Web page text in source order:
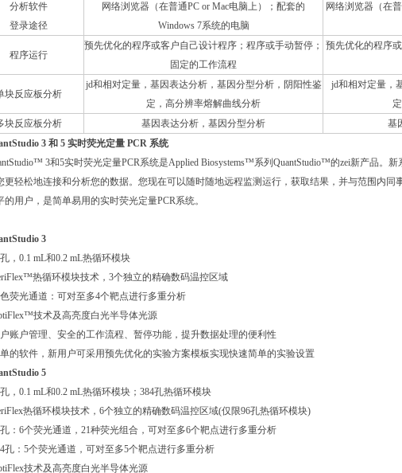
分析软件
登录途径
网络浏览器（在普通PC or Mac电脑上）；配套的
Windows 7系统的电脑
网络浏览器（在
程序运行
预先优化的程序或客户自己设计程序；程序或手动暂停；
固定的工作流程
预先优化的程序
块反应板分析
jd和相对定量，基因表达分析，基因分型分析，阴阳性鉴
定，高分辨率熔解曲线分析
jd和相对定量，
块反应板分析
基因表达分析，基因分型分析
基
3 和 5 实时荧光定量 PCR 系统
3和5实时荧光定量PCR系统是Applied Biosystems™系列QuantStudio™的zei新产品。
更轻松地连接和分析您的数据。您现在可以随时随地远程监测运行，获取结果，并与范围内同
的用户，是简单易用的实时荧光定量PCR系统。
3
，0.1 mL和0.2 mL热循环模块
热循环模块技术，3个独立的精确数码温控区域
荧光通道：可对至多4个靶点进行多重分析
技术及高亮度白光半导体光源
账户管理、安全的工作流程、暂停功能，提升数据处理的便利性
的软件，新用户可采用预先优化的实验方案模板实现快速简单的实验设置
5
孔，0.1 mL和0.2 mL热循环模块；384孔热循环模块
热循环模块技术，6个独立的精确数码温控区域(仅限96孔热循环模块)
孔：6个荧光通道，21种荧光组合，可对至多6个靶点进行多重分析
孔：5个荧光通道，可对至多5个靶点进行多重分析
技术及高亮度白光半导体光源